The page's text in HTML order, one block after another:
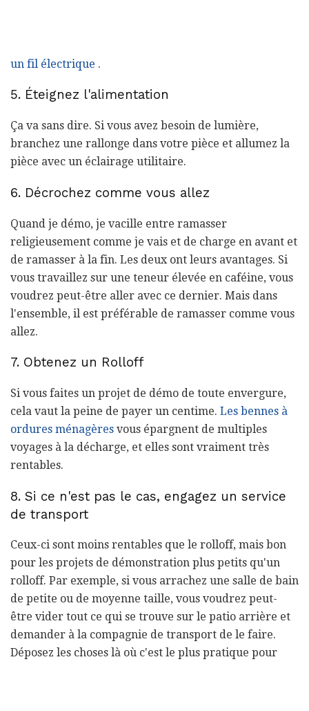
un fil électrique .
5. Éteignez l'alimentation
Ça va sans dire. Si vous avez besoin de lumière,
branchez une rallonge dans votre pièce et allumez la
pièce avec un éclairage utilitaire.
6. Décrochez comme vous allez
Quand je démo, je vacille entre ramasser
religieusement comme je vais et de charge en avant et
de ramasser à la fin. Les deux ont leurs avantages. Si
vous travaillez sur une teneur élevée en caféine, vous
voudrez peut-être aller avec ce dernier. Mais dans
l'ensemble, il est préférable de ramasser comme vous
allez.
7. Obtenez un Rolloff
Si vous faites un projet de démo de toute envergure,
cela vaut la peine de payer un centime. Les bennes à
ordures ménagères vous épargnent de multiples
voyages à la décharge, et elles sont vraiment très
rentables.
8. Si ce n'est pas le cas, engagez un service
de transport
Ceux-ci sont moins rentables que le rolloff, mais bon
pour les projets de démonstration plus petits qu'un
rolloff. Par exemple, si vous arrachez une salle de bain
de petite ou de moyenne taille, vous voudrez peut-
être vider tout ce qui se trouve sur le patio arrière et
demander à la compagnie de transport de le faire.
Déposez les choses là où c'est le plus pratique pour